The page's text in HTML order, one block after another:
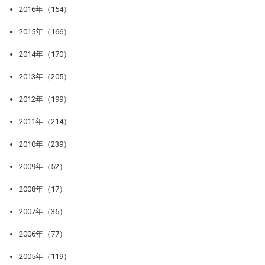
2016年（154）
2015年（166）
2014年（170）
2013年（205）
2012年（199）
2011年（214）
2010年（239）
2009年（52）
2008年（17）
2007年（36）
2006年（77）
2005年（119）